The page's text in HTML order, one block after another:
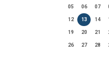
05 06 07
12 13 14
19 20 21
26 27 28